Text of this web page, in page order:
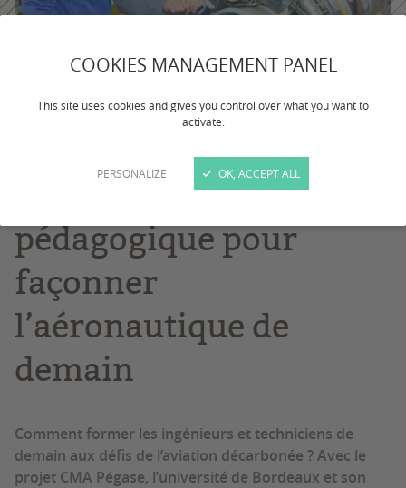
COOKIES MANAGEMENT PANEL
This site uses cookies and gives you control over what you want to
activate.
PERSONALIZE OK, ACCEPT ALL
CMA Pégase :
l’innovation
pédagogique pour
façonner
l’aéronautique de
demain
Comment former les ingénieurs et techniciens de
demain aux défis de l’aviation décarbonée ? Avec le
projet CMA Pégase, l’université de Bordeaux et son